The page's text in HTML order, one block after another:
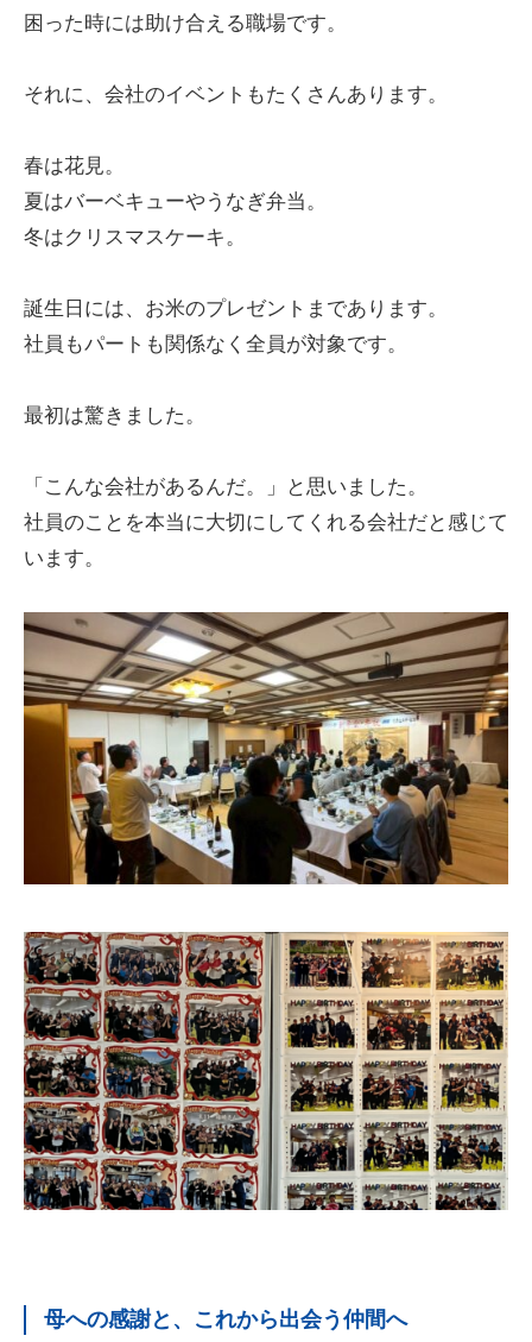
困った時には助け合える職場です。
それに、会社のイベントもたくさんあります。
春は花見。
夏はバーベキューやうなぎ弁当。
冬はクリスマスケーキ。
誕生日には、お米のプレゼントまであります。
社員もパートも関係なく全員が対象です。
最初は驚きました。
「こんな会社があるんだ。」と思いました。
社員のことを本当に大切にしてくれる会社だと感じて
います。
母への感謝と、これから出会う仲間へ